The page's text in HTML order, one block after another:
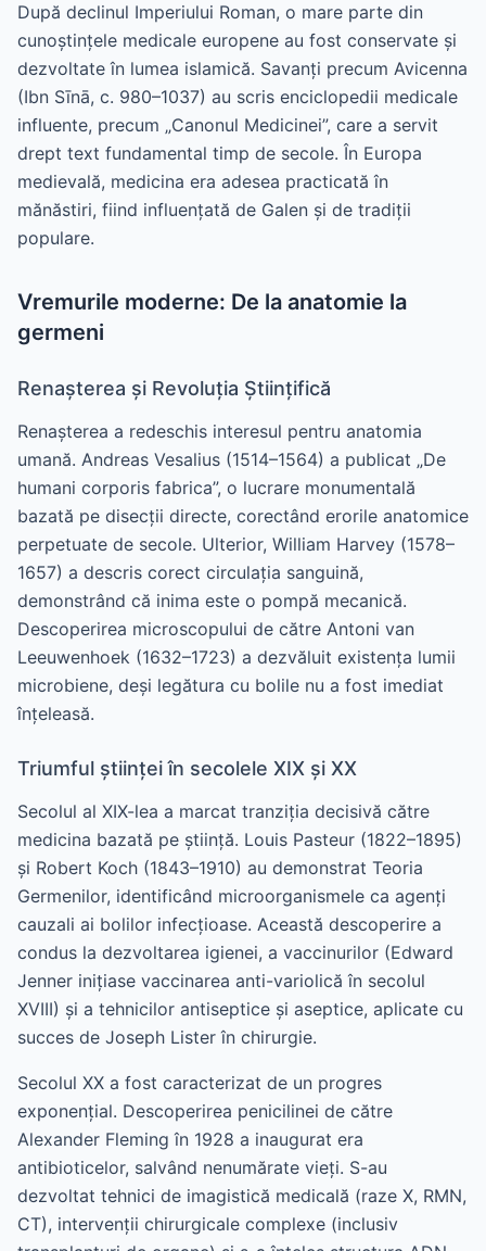
După declinul Imperiului Roman, o mare parte din
cunoștințele medicale europene au fost conservate și
dezvoltate în lumea islamică. Savanți precum Avicenna
(Ibn Sīnā, c. 980–1037) au scris enciclopedii medicale
influente, precum „Canonul Medicinei”, care a servit
drept text fundamental timp de secole. În Europa
medievală, medicina era adesea practicată în
mănăstiri, fiind influențată de Galen și de tradiții
populare.
Vremurile moderne: De la anatomie la
germeni
Renașterea și Revoluția Științifică
Renașterea a redeschis interesul pentru anatomia
umană. Andreas Vesalius (1514–1564) a publicat „De
humani corporis fabrica”, o lucrare monumentală
bazată pe disecții directe, corectând erorile anatomice
perpetuate de secole. Ulterior, William Harvey (1578–
1657) a descris corect circulația sanguină,
demonstrând că inima este o pompă mecanică.
Descoperirea microscopului de către Antoni van
Leeuwenhoek (1632–1723) a dezvăluit existența lumii
microbiene, deși legătura cu bolile nu a fost imediat
înțeleasă.
Triumful științei în secolele XIX și XX
Secolul al XIX-lea a marcat tranziția decisivă către
medicina bazată pe știință. Louis Pasteur (1822–1895)
și Robert Koch (1843–1910) au demonstrat Teoria
Germenilor, identificând microorganismele ca agenți
cauzali ai bolilor infecțioase. Această descoperire a
condus la dezvoltarea igienei, a vaccinurilor (Edward
Jenner inițiase vaccinarea anti-variolică în secolul
XVIII) și a tehnicilor antiseptice și aseptice, aplicate cu
succes de Joseph Lister în chirurgie.
Secolul XX a fost caracterizat de un progres
exponențial. Descoperirea penicilinei de către
Alexander Fleming în 1928 a inaugurat era
antibioticelor, salvând nenumărate vieți. S-au
dezvoltat tehnici de imagistică medicală (raze X, RMN,
CT), intervenții chirurgicale complexe (inclusiv